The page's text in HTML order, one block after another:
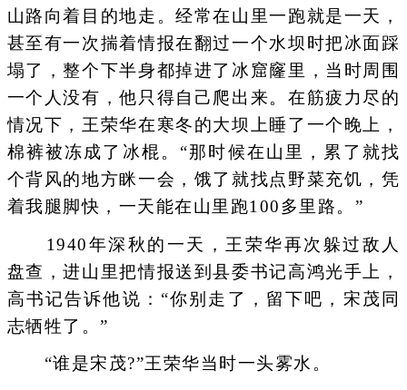
山路向着目的地走。经常在山里一跑就是一天，
甚至有一次揣着情报在翻过一个水坝时把冰面踩
塌了，整个下半身都掉进了冰窟窿里，当时周围
一个人没有，他只得自己爬出来。在筋疲力尽的
情况下，王荣华在寒冬的大坝上睡了一个晚上，
棉裤被冻成了冰棍。“那时候在山里，累了就找
个背风的地方眯一会，饿了就找点野菜充饥，凭
着我腿脚快，一天能在山里跑100多里路。”
1940年深秋的一天，王荣华再次躲过敌人
盘查，进山里把情报送到县委书记高鸿光手上，
高书记告诉他说：“你别走了，留下吧，宋茂同
志牺牲了。”
“谁是宋茂?”王荣华当时一头雾水。